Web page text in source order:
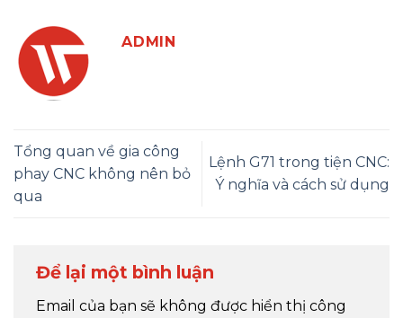
ADMIN
Tổng quan về gia công
phay CNC không nên bỏ
qua
Lệnh G71 trong tiện CNC:
Ý nghĩa và cách sử dụng
Để lại một bình luận
Email của bạn sẽ không được hiển thị công